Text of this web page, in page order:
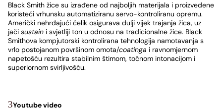
Black Smith žice su izrađene od najboljih materijala i proizvedene
koristeći vrhunsku automatiziranu servo-kontroliranu opremu.
Američki nehrđajući čelik osigurava dulji vijek trajanja žica, uz
jači sustain i svjetliji ton u odnosu na tradicionalne žice. Black
Smithova kompjutorski kontrolirana tehnologija namotavanja s
vrlo postojanom površinom omota/coatinga i ravnomjernom
napetošću rezultira stabilnim štimom, točnom intonacijom i
superiornom svirljivošću.
Youtube video